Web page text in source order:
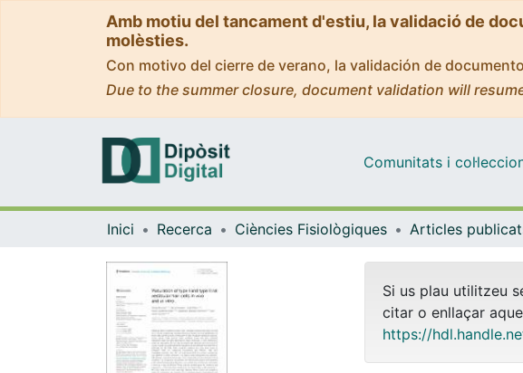
Amb motiu del tancament d'estiu, la validació de
molèsties.
Con motivo del cierre de verano, la validación de
Due to the summer closure, document validation will
Comunitats i
Inici Recerca Ciències Fisiològiques
Si us plau utilitzeu
citar o enllaçar
https://